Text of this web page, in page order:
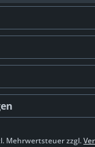
Mehrwertsteuer zzgl.